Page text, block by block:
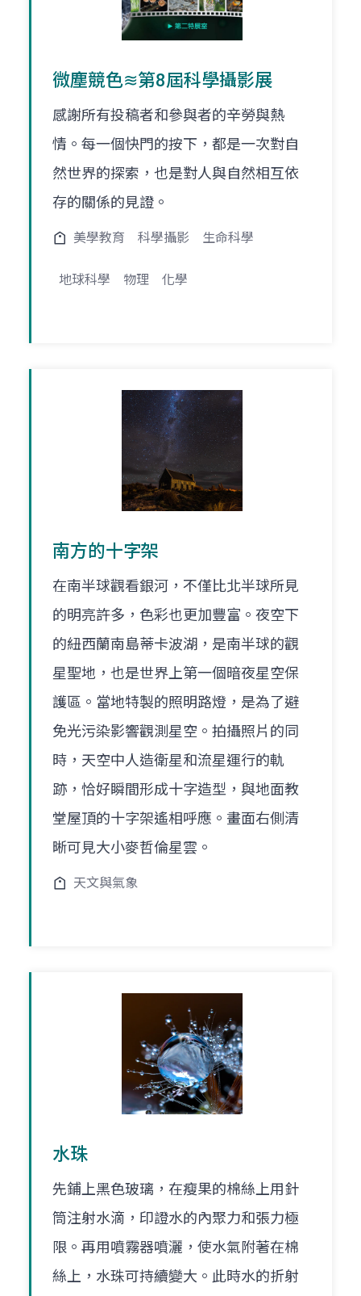
微塵競色≋第8屆科學攝影展
感謝所有投稿者和參與者的辛勞與熱
情。每一個快門的按下，都是一次對自
然世界的探索，也是對人與自然相互依
存的關係的見證。
美學教育 科學攝影 生命科學
地球科學 物理 化學
南方的十字架
在南半球觀看銀河，不僅比北半球所見
的明亮許多，色彩也更加豐富。夜空下
的紐西蘭南島蒂卡波湖，是南半球的觀
星聖地，也是世界上第一個暗夜星空保
護區。當地特製的照明路燈，是為了避
免光污染影響觀測星空。拍攝照片的同
時，天空中人造衛星和流星運行的軌
跡，恰好瞬間形成十字造型，與地面教
堂屋頂的十字架遙相呼應。畫面右側清
晰可見大小麥哲倫星雲。
天文與氣象
水珠
先鋪上黑色玻璃，在瘦果的棉絲上用針
筒注射水滴，印證水的內聚力和張力極
限。再用噴霧器噴灑，使水氣附著在棉
絲上，水珠可持續變大。此時水的折射